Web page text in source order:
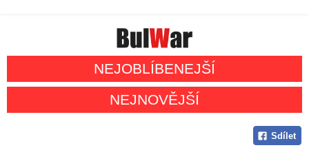
NEJOBLÍBENEJŠÍ
NEJNOVĚJŠÍ
Sdílet